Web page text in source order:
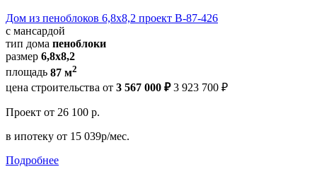
Дом из пеноблоков 6,8х8,2 проект В-87-426
с мансардой
тип дома пеноблоки
размер 6,8х8,2
площадь 87 м2
цена строительства от 3 567 000 ₽ 3 923 700 ₽
Проект от 26 100 р.
в ипотеку от 15 039р/мес.
Подробнее